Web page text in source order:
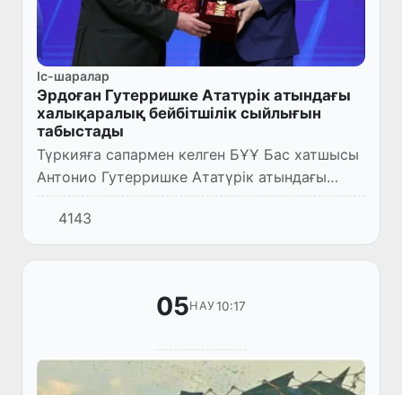
Іс-шаралар
Эрдоған Гутерришке Ататүрік атындағы
халықаралық бейбітшілік сыйлығын
табыстады
Түркияға сапармен келген БҰҰ Бас хатшысы
Антонио Гутерришке Ататүрік атындағы
халықаралық бейбітшілік сыйлығы
табысталды.
4143
05НАУ10:17